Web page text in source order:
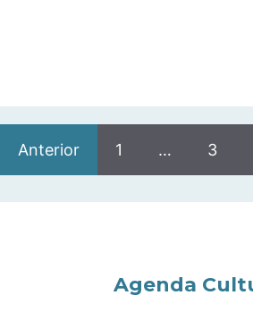
Anterior 1 … 3
Agenda